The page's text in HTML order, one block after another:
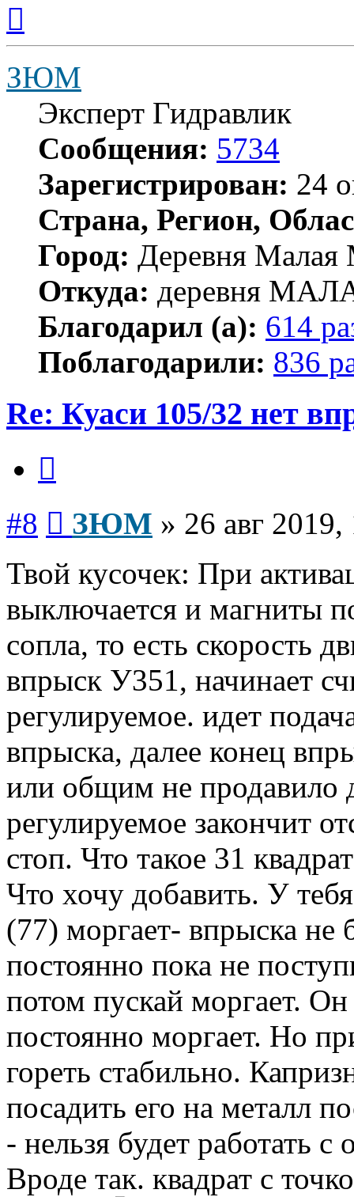
началу
ЗЮМ
Эксперт Гидравлик
Сообщения: 5734
Зарегистрирован: 24
Страна, Регион,
Город: Деревня Малая
Откуда: деревня
Благодарил (а): 614
Поблагодарили: 836
Re: Куаси 105/32 нет
#8 ЗЮМ » 26 авг 2019,
Твой кусочек: При
выключается и магниты
сопла, то есть скорость
впрыск У351, начинает
регулируемое. идет
впрыска, далее конец
или общим не продавило
регулируемое закончит
стоп. Что такое 31
Что хочу добавить. У
(77) моргает- впрыска не
постоянно пока не
потом пускай моргает.
постоянно моргает. Но
гореть стабильно.
посадить его на металл
- нельзя будет работать
Вроде так. квадрат с